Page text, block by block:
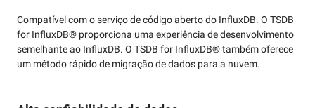
Compatível com o serviço de código aberto do InfluxDB. O TSDB
for InfluxDB® proporciona uma experiência de desenvolvimento
semelhante ao InfluxDB. O TSDB for InfluxDB® também oferece
um método rápido de migração de dados para a nuvem.